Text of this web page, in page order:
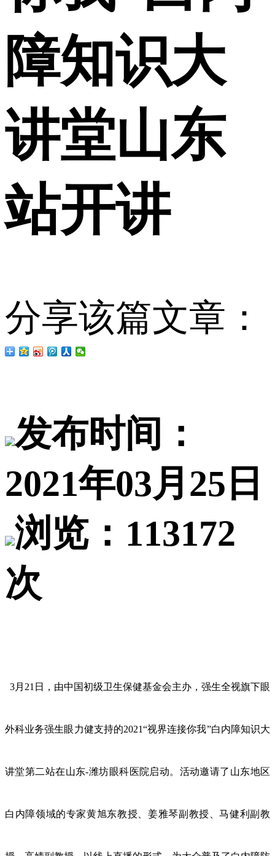
障知识大
讲堂山东
站开讲
分享该篇文章：
发布时间：
2021年03月25日
浏览：113172
次
3月21日，由中国初级卫生保健基金会主办，强生全视旗下眼
外科业务强生眼力健支持的2021“视界连接你我”白内障知识大
讲堂第二站在山东-潍坊眼科医院启动。活动邀请了山东地区
白内障领域的专家黄旭东教授、姜雅琴副教授、马健利副教